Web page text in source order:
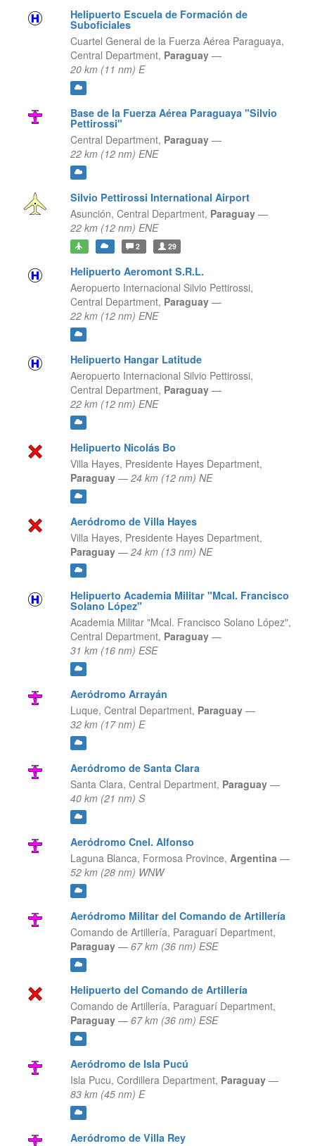
Helipuerto Escuela de Formación de
Suboficiales
Cuartel General de la Fuerza Aérea Paraguaya,
Central Department, Paraguay —
20 km (11 nm) E
Base de la Fuerza Aérea Paraguaya "Silvio
Pettirossi"
Central Department, Paraguay —
22 km (12 nm) ENE
Silvio Pettirossi International Airport
Asunción, Central Department, Paraguay —
22 km (12 nm) ENE
2 29
Helipuerto Aeromont S.R.L.
Aeropuerto Internacional Silvio Pettirossi,
Central Department, Paraguay —
22 km (12 nm) ENE
Helipuerto Hangar Latitude
Aeropuerto Internacional Silvio Pettirossi,
Central Department, Paraguay —
22 km (12 nm) ENE
Helipuerto Nicolás Bo
Villa Hayes, Presidente Hayes Department,
Paraguay — 24 km (12 nm) NE
Aeródromo de Villa Hayes
Villa Hayes, Presidente Hayes Department,
Paraguay — 24 km (13 nm) NE
Helipuerto Academia Militar "Mcal. Francisco
Solano López"
Academia Militar "Mcal. Francisco Solano López",
Central Department, Paraguay —
31 km (16 nm) ESE
Aeródromo Arrayán
Luque, Central Department, Paraguay —
32 km (17 nm) E
Aeródromo de Santa Clara
Santa Clara, Central Department, Paraguay —
40 km (21 nm) S
Aeródromo Cnel. Alfonso
Laguna Blanca, Formosa Province, Argentina —
52 km (28 nm) WNW
Aeródromo Militar del Comando de Artillería
Comando de Artillería, Paraguarí Department,
Paraguay — 67 km (36 nm) ESE
Helipuerto del Comando de Artillería
Comando de Artillería, Paraguarí Department,
Paraguay — 67 km (36 nm) ESE
Aeródromo de Isla Pucú
Isla Pucu, Cordillera Department, Paraguay —
83 km (45 nm) E
Aeródromo de Villa Rey